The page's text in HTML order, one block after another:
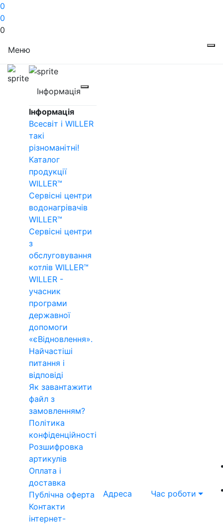
0
0
0
Меню
Інформація
Інформація
Всесвіт і WILLER
такі
різноманітні!
Каталог
продукції
WILLER™
Сервісні центри
водонагрівачів
WILLER™
Сервісні центри
з
обслуговування
котлів WILLER™
WILLER -
учасник
програми
державної
допомоги
«єВідновлення».
Найчастіші
питання і
відповіді
Як завантажити
файл з
замовленням?
Політика
конфіденційності
Розшифровка
артикулів
Оплата і
доставка
Публічна оферта
Контакти
інтернет-
Адреса Час роботи